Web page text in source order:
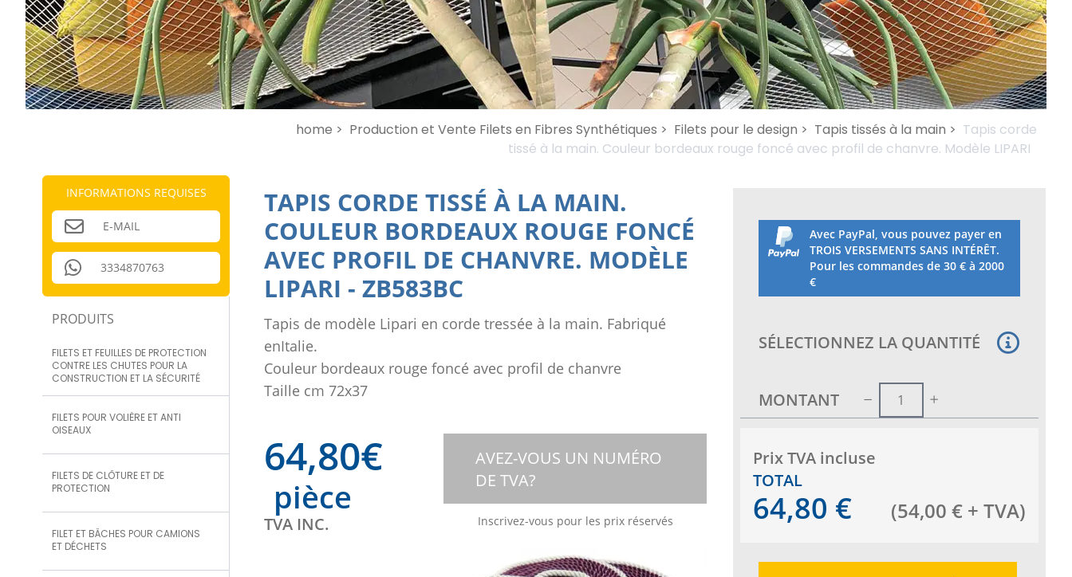
INFORMATIONS REQUISES
E-MAIL
3334870763
PRODUITS
FILETS ET FEUILLES DE PROTECTION
CONTRE LES CHUTES POUR LA
CONSTRUCTION ET LA SÉCURITÉ
FILETS POUR VOLIÈRE ET ANTI
OISEAUX
FILETS DE CLÔTURE ET DE
PROTECTION
FILET ET BÂCHES POUR CAMIONS
ET DÉCHETS
home > Production et Vente Filets en Fibres Synthétiques > Filets pour le design > Tapis tissés à la main > Tapis corde
tissé à la main. Couleur bordeaux rouge foncé avec profil de chanvre. Modèle LIPARI
TAPIS CORDE TISSÉ À LA MAIN.
COULEUR BORDEAUX ROUGE FONCÉ
AVEC PROFIL DE CHANVRE. MODÈLE
LIPARI - ZB583BC
Tapis de modèle Lipari en corde tressée à la main. Fabriqué
enItalie.
Couleur bordeaux rouge foncé avec profil de chanvre
Taille cm 72x37
64,80€
pièce
TVA INC.
AVEZ-VOUS UN NUMÉRO
DE TVA?
Inscrivez-vous pour les prix réservés
Avec PayPal, vous pouvez payer en
TROIS VERSEMENTS SANS INTÉRÊT.
Pour les commandes de 30 € à 2000
€
SÉLECTIONNEZ LA QUANTITÉ
MONTANT
Prix ​​TVA incluse
TOTAL
64,80 € (54,00 € + TVA)